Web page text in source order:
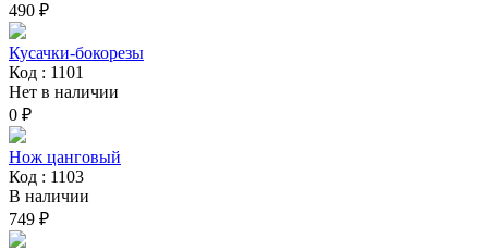
490 ₽
Кусачки-бокорезы
Код : 1101
Нет в наличии
0 ₽
Нож цанговый
Код : 1103
В наличии
749 ₽